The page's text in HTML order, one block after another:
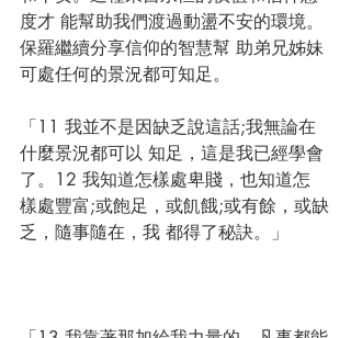
度才 能幫助我們渡過動盪不安的環境。
保羅繼續分享信仰的智慧幫 助弟兄姊妹
可處任何的景況都可知足。
「11 我並不是因缺乏說這話;我無論在
什麼景況都可以 知足，這是我已經學會
了。12 我知道怎樣處卑賤，也知道怎
樣處豐富;或飽足，或飢餓;或有餘，或缺
乏，隨事隨在，我 都得了秘訣。」